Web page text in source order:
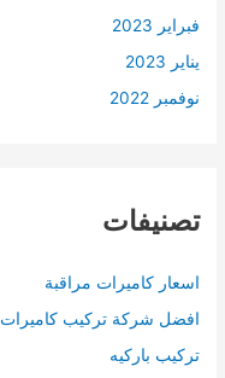
فبراير 2023
يناير 2023
نوفمبر 2022
تصنيفات
اسعار كاميرات مراقبة
افضل شركة تركيب كاميرات
تركيب باركيه